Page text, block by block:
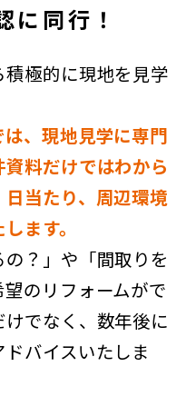
に同行！
極的に現地を見学
、現地見学に専門
料だけではわから
当たり、周辺環境
ます。
の？」や「間取りを
のリフォームがで
でなく、数年後に
バイスいたしま